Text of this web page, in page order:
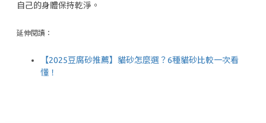
自己的身體保持乾淨。
延伸閱讀：
【2025豆腐砂推薦】貓砂怎麼選？6種貓砂比較一次看
懂！